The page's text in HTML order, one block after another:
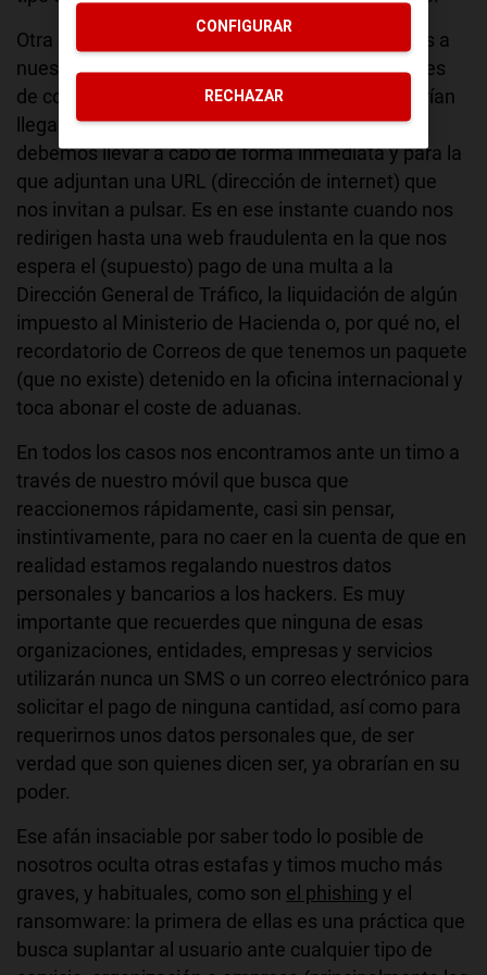
Otra de las fuentes de acceso de estafas y timos a
nuestro móvil puede encontrarse en los mensajes
de correo electrónico y SMS, desde los que podrían
llegarnos avisos urgentes sobre una acción que
debemos llevar a cabo de forma inmediata y para la
que adjuntan una URL (dirección de internet) que
nos invitan a pulsar. Es en ese instante cuando nos
redirigen hasta una web fraudulenta en la que nos
espera el (supuesto) pago de una multa a la
Dirección General de Tráfico, la liquidación de algún
impuesto al Ministerio de Hacienda o, por qué no, el
recordatorio de Correos de que tenemos un paquete
(que no existe) detenido en la oficina internacional y
toca abonar el coste de aduanas.
En todos los casos nos encontramos ante un timo a
través de nuestro móvil que busca que
reaccionemos rápidamente, casi sin pensar,
instintivamente, para no caer en la cuenta de que en
realidad estamos regalando nuestros datos
personales y bancarios a los hackers. Es muy
importante que recuerdes que ninguna de esas
organizaciones, entidades, empresas y servicios
utilizarán nunca un SMS o un correo electrónico para
solicitar el pago de ninguna cantidad, así como para
requerirnos unos datos personales que, de ser
verdad que son quienes dicen ser, ya obrarían en su
poder.
Ese afán insaciable por saber todo lo posible de
nosotros oculta otras estafas y timos mucho más
graves, y habituales, como son el phishing y el
ransomware: la primera de ellas es una práctica que
busca suplantar al usuario ante cualquier tipo de
RECHAZAR
CONFIGURAR